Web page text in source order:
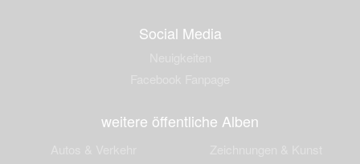
Social Media
weitere öffentliche Alben